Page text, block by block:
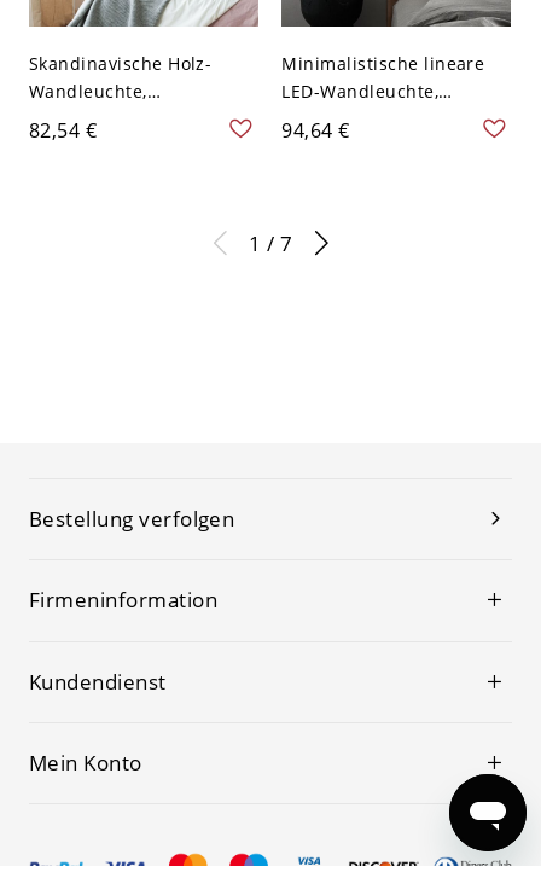
Skandinavische Holz-
Wandleuchte,
minimalistische
verstellbare Glasleuchte
82,54 €
Minimalistische lineare
LED-Wandleuchte,
Dunkelwalnuss-Finish,
Auf-und-Ab-
94,64 €
1 / 7
Bestellung verfolgen
Firmeninformation
Kundendienst
Mein Konto